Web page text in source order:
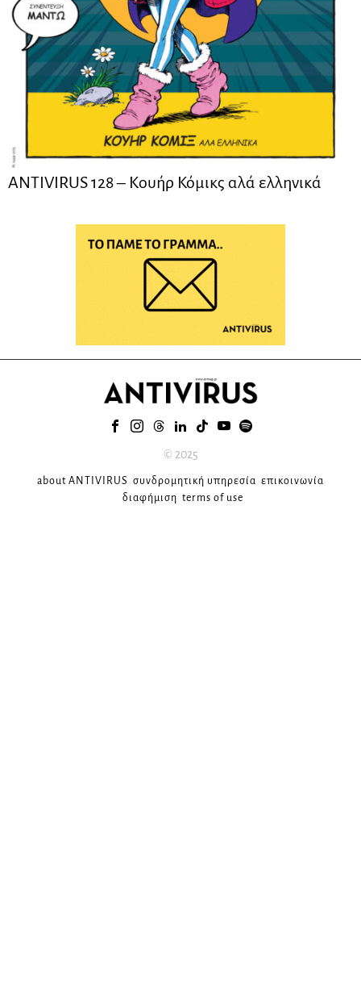
ANTIVIRUS 128 – Kουήρ Κόμικς αλά ελληνικά
© 2025
about ANTIVIRUS συνδρομητική υπηρεσία επικοινωνία
διαφήμιση terms of use